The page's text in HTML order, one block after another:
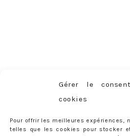
Gérer le
cookies
Pour offrir les meilleures expériences,
telles que les cookies pour stocker